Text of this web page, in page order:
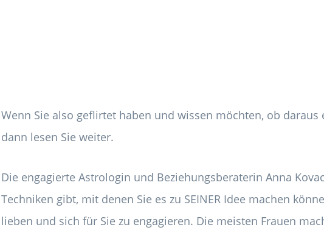
Wenn Sie also geflirtet haben und wissen möchten, ob daraus
dann lesen Sie weiter.
Die engagierte Astrologin und Beziehungsberaterin Anna
Techniken gibt, mit denen Sie es zu SEINER Idee machen
lieben und sich für Sie zu engagieren. Die meisten Frauen